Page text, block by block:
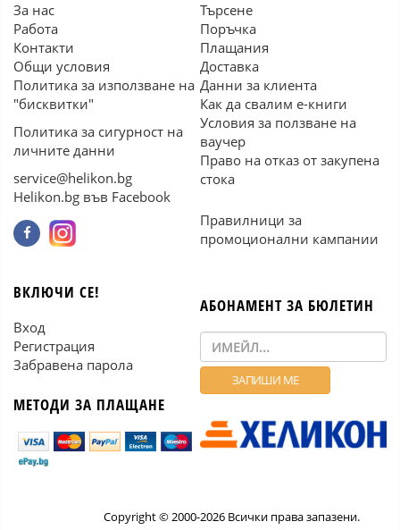
За нас
Работа
Контакти
Общи условия
Политика за използване на
"бисквитки"
Политика за сигурност на
личните данни
service@helikon.bg
Helikon.bg във Facebook
Търсене
Поръчка
Плащания
Доставка
Данни за клиента
Как да свалим е-книги
Условия за ползване на
ваучер
Право на отказ от закупена
стока
Правилници за
промоционални кампании
ВКЛЮЧИ СЕ!
Вход
Регистрация
Забравена парола
МЕТОДИ ЗА ПЛАЩАНЕ
АБОНАМЕНТ ЗА БЮЛЕТИН
Copyright © 2000-2026 Всички права запазени.